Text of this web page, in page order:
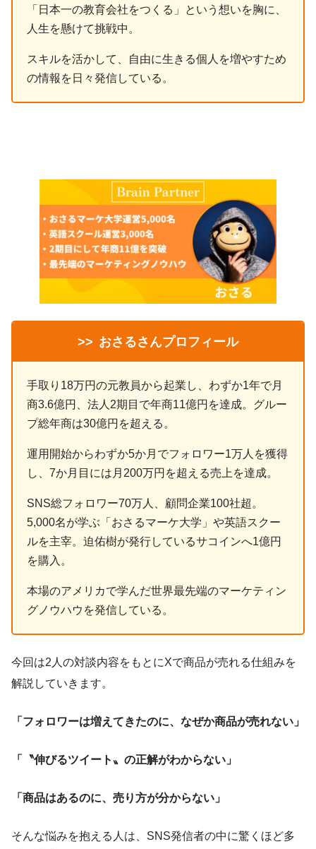
「日本一の教育会社をつくる」という想いを胸に、
人生を懸けて挑戦中。
スキルを活かして、自由に生きる個人を増やすため
の情報を日々発信している。
>> おさるさんプロフィール
手取り18万円の元教員から起業し、わずか1年で月
商3.6億円、法人2期目で年商11億円を達成。グルー
プ総年商は30億円を超える。
運用開始からわずか5か月でフォロワー1万人を獲得
し、7か月目には月200万円を超える売上を達成。
SNS総フォロワー70万人、顧問企業100社超。
5,000名が学ぶ「おさるマーケ大学」や英語スクー
ルを主宰。迫佑樹が発行しているサコインへ1億円
を購入。
本場のアメリカで学んだ世界最先端のマーケティン
グノウハウを発信している。
今回は2人の対談内容をもとにXで商品が売れる仕組みを
解説していきます。
「フォロワーは増えてきたのに、なぜか商品が売れない」
「〝伸びるツイート〟の正解がわからない」
「商品はあるのに、売り方が分からない」
そんな悩みを抱える人は、SNS発信者の中に驚くほど多